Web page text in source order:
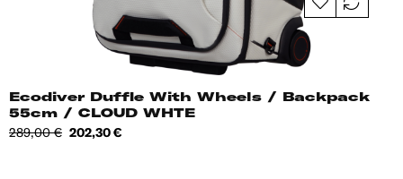
Ecodiver Duffle With Wheels / Backpack
55cm / CLOUD WHTE
Tavahind
289,00 € Hind
202,30 €